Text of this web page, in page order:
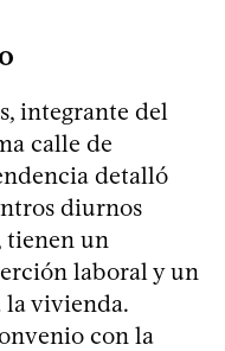
integrante del
calle de
detalló
diurnos
tienen un
laboral y un
la vivienda.
con la